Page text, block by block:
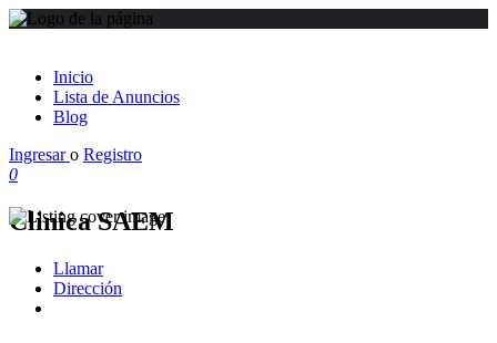
Inicio
Lista de Anuncios
Blog
Ingresaro Registro
0
Clinica SAEM
Llamar
Dirección